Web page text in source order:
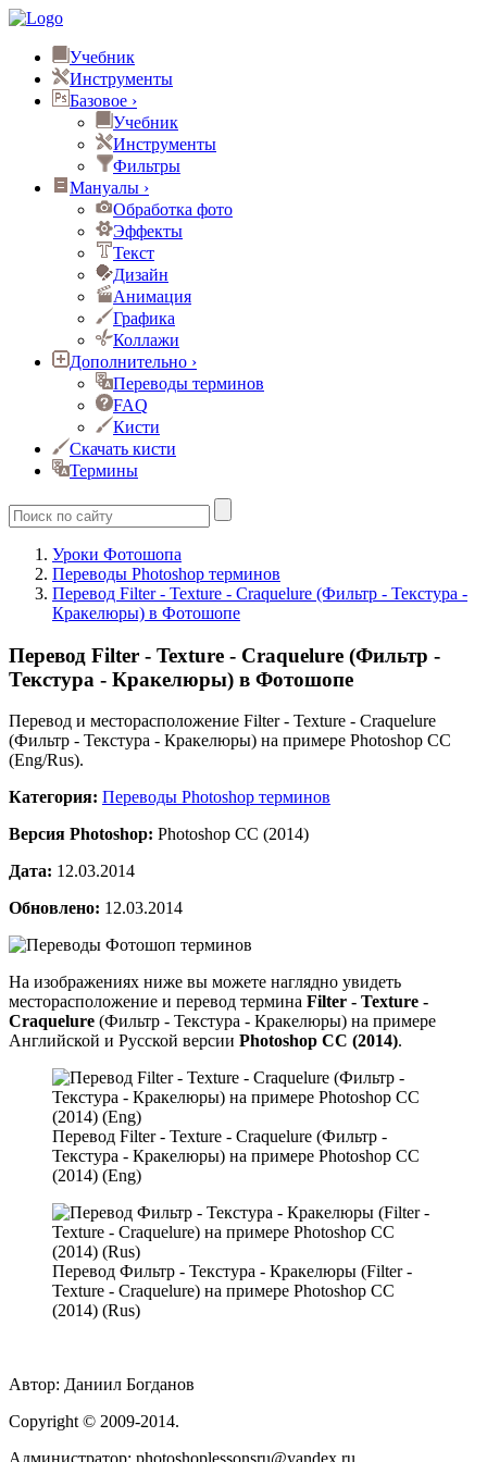
Учебник
Инструменты
Базовое ›
Учебник
Инструменты
Фильтры
Мануалы ›
Обработка фото
Эффекты
Текст
Дизайн
Анимация
Графика
Коллажи
Дополнительно ›
Переводы терминов
FAQ
Кисти
Скачать кисти
Термины
Уроки Фотошопа
Переводы Photoshop терминов
Перевод Filter - Texture - Craquelure (Фильтр - Текстура -
Кракелюры) в Фотошопе
Перевод Filter - Texture - Craquelure (Фильтр -
Текстура - Кракелюры) в Фотошопе
Перевод и месторасположение Filter - Texture - Craquelure
(Фильтр - Текстура - Кракелюры) на примере Photoshop CC
(Eng/Rus).
Категория: Переводы Photoshop терминов
Версия Photoshop: Photoshop CC (2014)
Дата: 12.03.2014
Обновлено: 12.03.2014
На изображениях ниже вы можете наглядно увидеть
месторасположение и перевод термина Filter - Texture -
Craquelure (Фильтр - Текстура - Кракелюры) на примере
Английской и Русской версии Photoshop CC (2014).
Перевод Filter - Texture - Craquelure (Фильтр -
Текстура - Кракелюры) на примере Photoshop CC
(2014) (Eng)
Перевод Фильтр - Текстура - Кракелюры (Filter -
Texture - Craquelure) на примере Photoshop CC
(2014) (Rus)
Автор: Даниил Богданов
Сopyright© 2009-2014.